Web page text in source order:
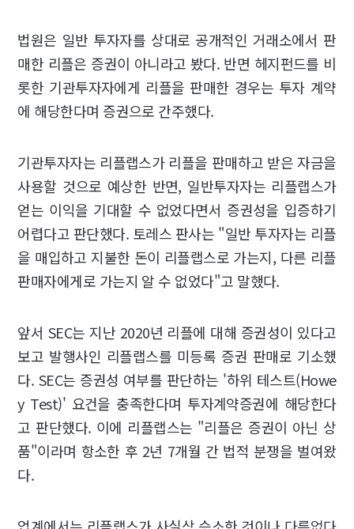
법원은 일반 투자자를 상대로 공개적인 거래소에서 판
매한 리플은 증권이 아니라고 봤다. 반면 헤지펀드를 비
롯한 기관투자자에게 리플을 판매한 경우는 투자 계약
에 해당한다며 증권으로 간주했다.
기관투자자는 리플랩스가 리플을 판매하고 받은 자금을
사용할 것으로 예상한 반면, 일반투자자는 리플랩스가
얻는 이익을 기대할 수 없었다면서 증권성을 입증하기
어렵다고 판단했다. 토레스 판사는 "일반 투자자는 리플
을 매입하고 지불한 돈이 리플랩스로 가는지, 다른 리플
판매자에게로 가는지 알 수 없었다"고 말했다.
앞서 SEC는 지난 2020년 리플에 대해 증권성이 있다고
보고 발행사인 리플랩스를 미등록 증권 판매로 기소했
다. SEC는 증권성 여부를 판단하는 '하위 테스트(Howe
y Test)' 요건을 충족한다며 투자계약증권에 해당한다
고 판단했다. 이에 리플랩스는 "리플은 증권이 아닌 상
품"이라며 항소한 후 2년 7개월 간 법적 분쟁을 벌여왔
다.